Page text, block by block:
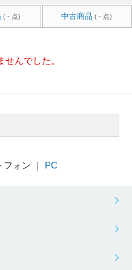
( - 点) 中古商品 ( - 点)
んでした。
ォン ｜ PC